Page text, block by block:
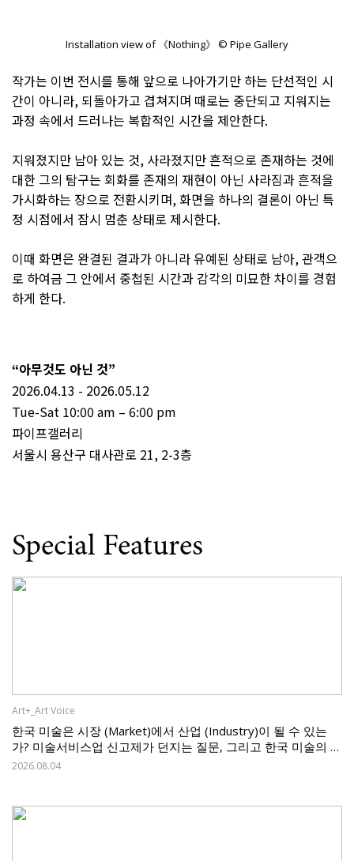
Installation view of 《Nothing》 © Pipe Gallery
작가는 이번 전시를 통해 앞으로 나아가기만 하는 단선적인 시
간이 아니라, 되돌아가고 겹쳐지며 때로는 중단되고 지워지는
과정 속에서 드러나는 복합적인 시간을 제안한다.
지워졌지만 남아 있는 것, 사라졌지만 흔적으로 존재하는 것에
대한 그의 탐구는 회화를 존재의 재현이 아닌 사라짐과 흔적을
가시화하는 장으로 전환시키며, 화면을 하나의 결론이 아닌 특
정 시점에서 잠시 멈춘 상태로 제시한다.
이때 화면은 완결된 결과가 아니라 유예된 상태로 남아, 관객으
로 하여금 그 안에서 중첩된 시간과 감각의 미묘한 차이를 경험
하게 한다.
“아무것도 아닌 것”
2026.04.13 - 2026.05.12
Tue-Sat 10:00 am – 6:00 pm
파이프갤러리
서울시 용산구 대사관로 21, 2-3층
Special Features
Art+_Art Voice
한국 미술은 시장 (Market)에서 산업 (Industry)이 될 수 있는
가? 미술서비스업 신고제가 던지는 질문, 그리고 한국 미술의 과
제
2026.08.04